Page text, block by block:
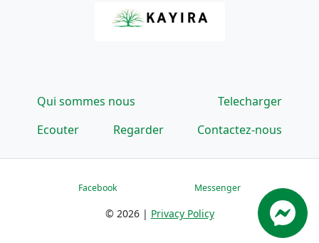
Qui sommes nous
Telecharger
Ecouter
Regarder Contactez-nous
Skip to Top
Facebook Messenger
© 2026 | Privacy Policy